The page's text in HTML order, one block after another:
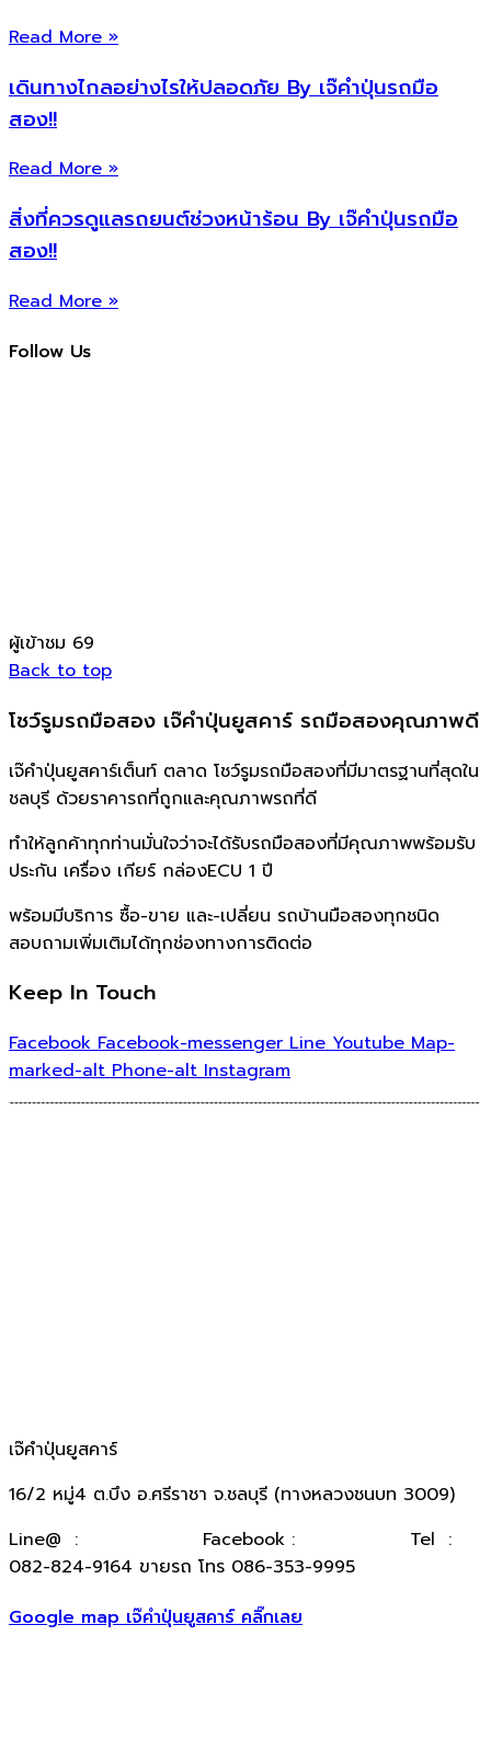
Read More »
เดินทางไกลอย่างไรให้ปลอดภัย By เจ๊คำปุ่นรถมือ
สอง!!
Read More »
สิ่งที่ควรดูแลรถยนต์ช่วงหน้าร้อน By เจ๊คำปุ่นรถมือ
สอง!!
Read More »
Follow Us
ผู้เข้าชม 69
Back to top
โชว์รูมรถมือสอง เจ๊คำปุ่นยูสคาร์ รถมือสองคุณภาพดี
เจ๊คำปุ่นยูสคาร์เต็นท์ ตลาด โชว์รูมรถมือสองที่มีมาตรฐานที่สุดใน
ชลบุรี ด้วยราคารถที่ถูกและคุณภาพรถที่ดี
ทำให้ลูกค้าทุกท่านมั่นใจว่าจะได้รับรถมือสองที่มีคุณภาพพร้อมรับ
ประกัน เครื่อง เกียร์ กล่องECU 1 ปี
พร้อมมีบริการ ซื้อ-ขาย และ-เปลี่ยน รถบ้านมือสองทุกชนิด
สอบถามเพิ่มเติมได้ทุกช่องทางการติดต่อ
Keep In Touch
Facebook Facebook-messenger Line Youtube Map-
marked-alt Phone-alt Instagram
เจ๊คำปุ่นยูสคาร์
16/2 หมู่4 ต.บึง อ.ศรีราชา จ.ชลบุรี (ทางหลวงชนบท 3009)
​Line@ :
Facebook :
Tel :
082-824-9164 ขายรถ โทร 086-353-9995
Google map เจ๊คำปุ่นยูสคาร์ คลิ๊กเลย